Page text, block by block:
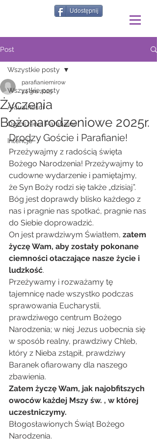
Udostępnij
Post
Wszystkie posty
Aktualności
Ogłoszenia Parafialne
Intencje
Wszystkie posty
Życzenia
Bożonarodzeniowe 2025r.
parafianiemirow
24 gru 2025
Drodzy Goście i Parafianie!
Przeżywajmy z radością święta
Bożego Narodzenia! Przeżywajmy to
cudowne wydarzenie i pamiętajmy,
że Syn Boży rodzi się także „dzisiaj”.
Bóg jest doprawdy blisko każdego z
nas i pragnie nas spotkać, pragnie nas
do Siebie doprowadzić.
On jest prawdziwym Światłem, zatem
życzę Wam, aby zostały pokonane
ciemności otaczające nasze życie i
ludzkość.
Przeżywamy i rozważamy tę
tajemnicę nade wszystko podczas
sprawowania Eucharystii,
prawdziwego centrum Bożego
Narodzenia; w niej Jezus uobecnia się
w sposób realny, prawdziwy Chleb,
który z Nieba zstąpił, prawdziwy
Baranek ofiarowany dla naszego
zbawienia.
Zatem życzę Wam, jak najobfitszych
owoców każdej Mszy św. , w której
uczestniczymy.
Błogosławionych Świąt Bożego
Narodzenia.